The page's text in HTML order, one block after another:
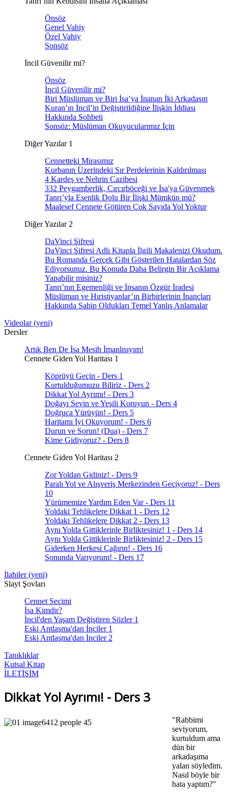
Önsöz
Genel Vahiy
Özel Vahiy
Sonsöz
İncil Güvenilir mi?
Önsöz
İncil Güvenilir mi?
Biri Müslüman ve Biri İsa’ya İnanan İki Arkadaşın
Kuran’ın İncil’in Değiştirildiğine İlişkin İddiası
Hakkında Sohbeti
Sonsöz: Müslüman Okuyucularımız İçin
Diğer Yazılar 1
Cennetteki Mirasımız
Kurbanın Üzerindeki Sır Perdelerinin Kaldırılması
4 Kardeş ve Nehrin Cazibesi
332 Peygamberlik, Cırcırböceği ve İsa'ya Güvenmek
Tanrı’yla Esenlik Dolu Bir İlişki Mümkün mü?
Maalesef Cennete Götüren Çok Sayıda Yol Yoktur
Diğer Yazılar 2
DaVinci Şifresi
DaVinci Şifresi Adlı Kitapla İlgili Makalenizi Okudum.
Bu Romanda Gerçek Gibi Gösterilen Hatalardan Söz
Ediyorsunuz. Bu Konuda Daha Belirgin Bir Açıklama
Yapabilir misiniz?
Tanrı’nın Egemenliği ve İnsanın Özgür İradesi
Müslüman ve Hıristiyanlar’ın Birbirlerinin İnançları
Hakkında Sahip Oldukları Temel Yanlış Anlamalar
Videolar (yeni)
Dersler
Artık Ben De İsa Mesih İmanlısıyım!
Cennete Giden Yol Haritası 1
Köprüyü Geçin - Ders 1
Kurtulduğumuzu Biliriz - Ders 2
Dikkat Yol Ayrımı! - Ders 3
Doğayı Sevin ve Yeşili Koruyun - Ders 4
Doğruca Yürüyün! - Ders 5
Haritamı İyi Okuyorum! - Ders 6
Durun ve Sorun! (Dua) - Ders 7
Kime Gidiyoruz? - Ders 8
Cennete Giden Yol Haritası 2
Zor Yoldan Gidiniz! - Ders 9
Paralı Yol ve Alışveriş Merkezinden Geçiyoruz! - Ders
10
Yürümemize Yardım Eden Var - Ders 11
Yoldaki Tehlikelere Dikkat 1 - Ders 12
Yoldaki Tehlikelere Dikkat 2 - Ders 13
Aynı Yolda Gittiklerinle Birliktesiniz! 1 - Ders 14
Aynı Yolda Gittiklerinle Birliktesiniz! 2 - Ders 15
Giderken Herkesi Çağırın! - Ders 16
Sonunda Varıyorum! - Ders 17
İlahiler (yeni)
Slayt Şovları
Cennet Seçimi
İsa Kimdir?
İncil'den Yaşam Değiştiren Sözler 1
Eski Antlaşma'dan İnciler 1
Eski Antlaşma'dan İnciler 2
Tanıklıklar
Kutsal Kitap
İLETİŞİM
Dikkat Yol Ayrımı! - Ders 3
"Rabbimi
seviyorum,
kurtuldum ama
dün bir
arkadaşıma
yalan söyledim.
Nasıl böyle bir
hata yaptım?"